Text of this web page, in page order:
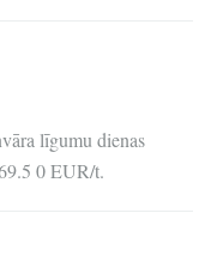
līgumu dienas
0 EUR/t.